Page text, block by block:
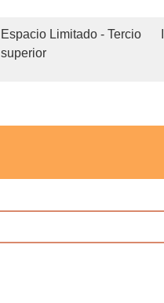
Espacio Limitado - Tercio
superior